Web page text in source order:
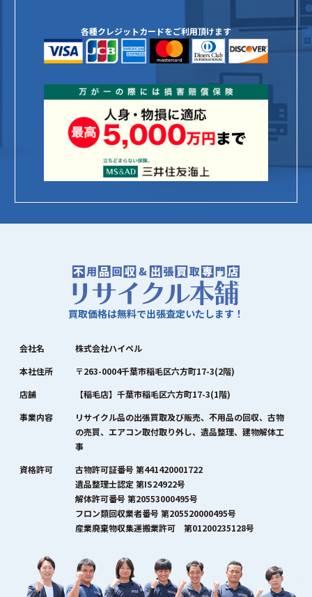
各種クレジットカードをご利用頂けます
買取価格は無料で出張査定いたします！
会社名
株式会社ハイペル
本社住所
〒263-0004千葉市稲毛区六方町17-3(2階)
店舗
【稲毛店】千葉市稲毛区六方町17-3(1階)
事業内容
リサイクル品の出張買取及び販売、不用品の回収、古物
の売買、エアコン取付取り外し、遺品整理、建物解体工
事
資格許可
古物許可証番号 第441420001722
遺品整理士認定 第IS24922号
解体許可番号 第20553000495号
フロン類回収業者番号 第205520000495号
産業廃棄物収集運搬業許可 第01200235128号